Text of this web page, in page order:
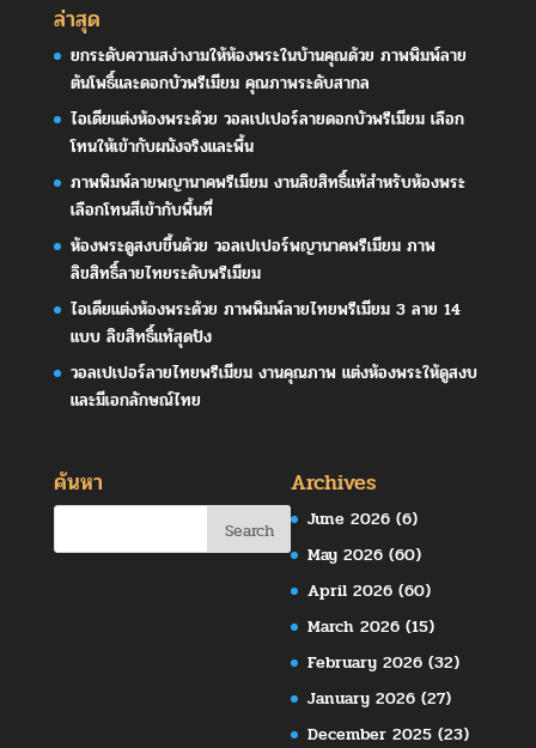
ล่าสุด
ยกระดับความสง่างามให้ห้องพระในบ้านคุณด้วย ภาพพิมพ์ลาย
ต้นโพธิ์และดอกบัวพรีเมียม คุณภาพระดับสากล
ไอเดียแต่งห้องพระด้วย วอลเปเปอร์ลายดอกบัวพรีเมียม เลือก
โทนให้เข้ากับผนังจริงและพื้น
ภาพพิมพ์ลายพญานาคพรีเมียม งานลิขสิทธิ์แท้สำหรับห้องพระ
เลือกโทนสีเข้ากับพื้นที่
ห้องพระดูสงบขึ้นด้วย วอลเปเปอร์พญานาคพรีเมียม ภาพ
ลิขสิทธิ์ลายไทยระดับพรีเมียม
ไอเดียแต่งห้องพระด้วย ภาพพิมพ์ลายไทยพรีเมียม 3 ลาย 14
แบบ ลิขสิทธิ์แท้สุดปัง
วอลเปเปอร์ลายไทยพรีเมียม งานคุณภาพ แต่งห้องพระให้ดูสงบ
และมีเอกลักษณ์ไทย
ค้นหา Archives
June 2026 (6)
May 2026 (60)
April 2026 (60)
March 2026 (15)
February 2026 (32)
January 2026 (27)
December 2025 (23)